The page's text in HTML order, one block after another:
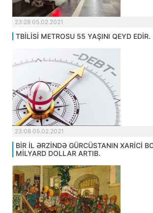
23:28 05.02.2021
TBİLİSİ METROSU 55 YAŞINI QEYD EDİR.
23:08 05.02.2021
BİR İL ƏRZİNDƏ GÜRCÜSTANIN XARİCİ
MİLYARD DOLLAR ARTIB.